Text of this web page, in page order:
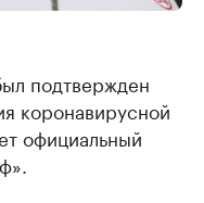
подтвержден
коронавирусной
официальный